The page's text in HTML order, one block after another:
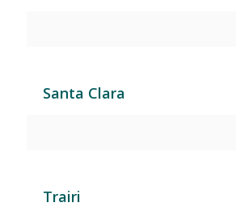
Santa Clara
Trairi